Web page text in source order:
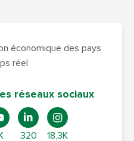
économique des pays
réel
réseaux sociaux
320 18,3K